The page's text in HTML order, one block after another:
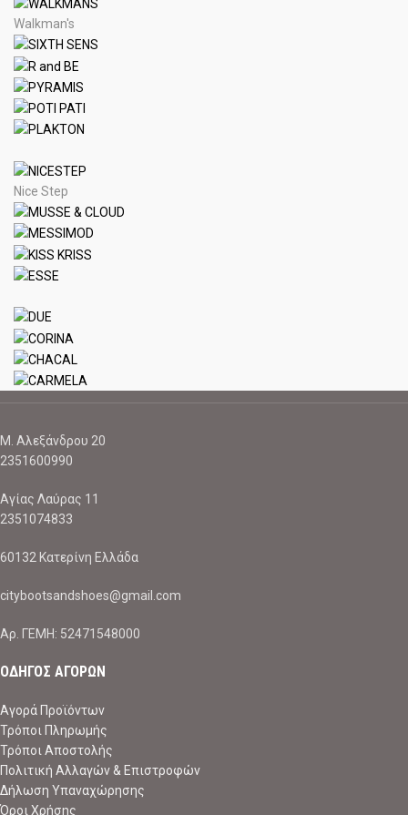
Walkman's
Nice Step
Μ. Αλεξάνδρου 20
2351600990
Αγίας Λαύρας 11
2351074833
60132 Κατερίνη Ελλάδα
citybootsandshoes@gmail.com
Aρ. ΓΕΜΗ: 52471548000
ΟΔΗΓΟΣ ΑΓΟΡΩΝ
Αγορά Προϊόντων
Τρόποι Πληρωμής
Τρόποι Αποστολής
Πολιτική Αλλαγών & Επιστροφών
Δήλωση Υπαναχώρησης
Όροι Χρήσης